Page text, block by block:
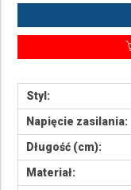
Styl:
Napięcie zasilania:
Długość (cm):
Materiał: